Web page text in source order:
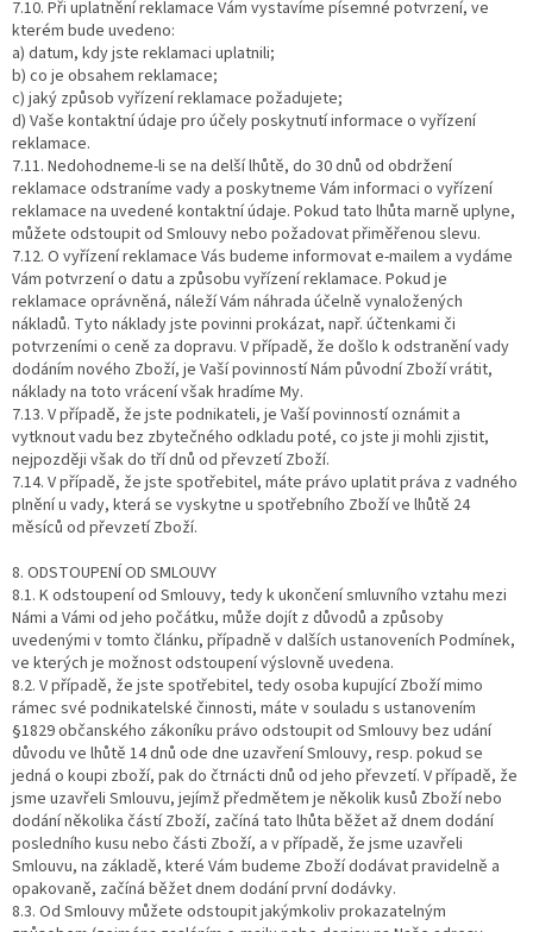
7.10. Při uplatnění reklamace Vám vystavíme písemné potvrzení, ve
kterém bude uvedeno:
a) datum, kdy jste reklamaci uplatnili;
b) co je obsahem reklamace;
c) jaký způsob vyřízení reklamace požadujete;
d) Vaše kontaktní údaje pro účely poskytnutí informace o vyřízení
reklamace.
7.11. Nedohodneme-li se na delší lhůtě, do 30 dnů od obdržení
reklamace odstraníme vady a poskytneme Vám informaci o vyřízení
reklamace na uvedené kontaktní údaje. Pokud tato lhůta marně uplyne,
můžete odstoupit od Smlouvy nebo požadovat přiměřenou slevu.
7.12. O vyřízení reklamace Vás budeme informovat e-mailem a vydáme
Vám potvrzení o datu a způsobu vyřízení reklamace. Pokud je
reklamace oprávněná, náleží Vám náhrada účelně vynaložených
nákladů. Tyto náklady jste povinni prokázat, např. účtenkami či
potvrzeními o ceně za dopravu. V případě, že došlo k odstranění vady
dodáním nového Zboží, je Vaší povinností Nám původní Zboží vrátit,
náklady na toto vrácení však hradíme My.
7.13. V případě, že jste podnikateli, je Vaší povinností oznámit a
vytknout vadu bez zbytečného odkladu poté, co jste ji mohli zjistit,
nejpozději však do tří dnů od převzetí Zboží.
7.14. V případě, že jste spotřebitel, máte právo uplatit práva z vadného
plnění u vady, která se vyskytne u spotřebního Zboží ve lhůtě 24
měsíců od převzetí Zboží.
8. ODSTOUPENÍ OD SMLOUVY
8.1. K odstoupení od Smlouvy, tedy k ukončení smluvního vztahu mezi
Námi a Vámi od jeho počátku, může dojít z důvodů a způsoby
uvedenými v tomto článku, případně v dalších ustanoveních Podmínek,
ve kterých je možnost odstoupení výslovně uvedena.
8.2. V případě, že jste spotřebitel, tedy osoba kupující Zboží mimo
rámec své podnikatelské činnosti, máte v souladu s ustanovením
§1829 občanského zákoníku právo odstoupit od Smlouvy bez udání
důvodu ve lhůtě 14 dnů ode dne uzavření Smlouvy, resp. pokud se
jedná o koupi zboží, pak do čtrnácti dnů od jeho převzetí. V případě, že
jsme uzavřeli Smlouvu, jejímž předmětem je několik kusů Zboží nebo
dodání několika částí Zboží, začíná tato lhůta běžet až dnem dodání
posledního kusu nebo části Zboží, a v případě, že jsme uzavřeli
Smlouvu, na základě, které Vám budeme Zboží dodávat pravidelně a
opakovaně, začíná běžet dnem dodání první dodávky.
8.3. Od Smlouvy můžete odstoupit jakýmkoliv prokazatelným